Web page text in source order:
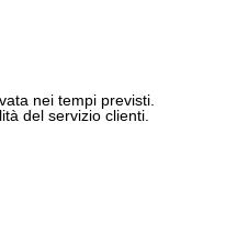
nei tempi previsti.
del servizio clienti.